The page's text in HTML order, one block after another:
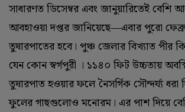
সাধারণত ডিসেম্বর এবং জানুয়ারিতেই বেশি
আবহাওয়া দপ্তর জানিয়েছে—এবার পুরো
তুষারপাতের হবে। পুঞ্চ জেলার বিখ্যাত পীর
যেন কোন স্বর্গপুরী । ১১৪০ ফিট উচ্চতায়
তুষারপাত হওয়ার ফলে নৈসর্গিক সৌন্দর্য্য ধরা
ফুলের গাছগুলোও মনোরম। এর পাশ দিয়ে